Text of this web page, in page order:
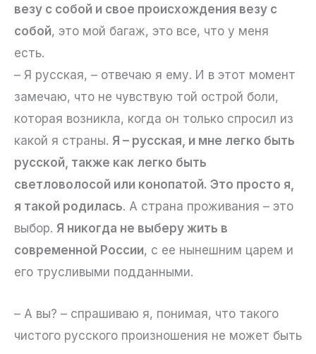
везу с собой и свое происхождения везу с
собой, это мой багаж, это все, что у меня
есть.
– Я русская, – отвечаю я ему. И в этот момент
замечаю, что не чувствую той острой боли,
которая возникла, когда он только спросил из
какой я страны. Я – русская, и мне легко быть
русской, также как легко быть
светловолосой или конопатой. Это просто я,
я такой родилась. А страна проживания – это
выбор. Я никогда не выберу жить в
современной России, с ее нынешним царем и
его трусливыми подданными.
– А вы? –­ спрашиваю я, понимая, что такого
чистого русского произношения не может быть